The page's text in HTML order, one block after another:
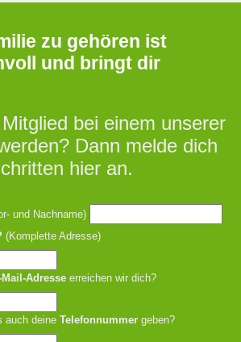
zu gehören ist
und bringt dir
bei einem unserer
Dann melde dich
hier an.
und Nachname)
(Komplette Adresse)
Mail-Adresse erreichen wir dich?
auch deine Telefonnummer geben?